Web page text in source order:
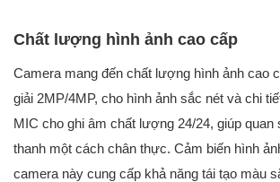
Chất lượng hình ảnh cao cấp
Camera mang đến chất lượng hình ảnh cao
giải 2MP/4MP, cho hình ảnh sắc nét và chi
MIC cho ghi âm chất lượng 24/24, giúp quan
thanh một cách chân thực. Cảm biến hình
camera này cung cấp khả năng tái tạo màu